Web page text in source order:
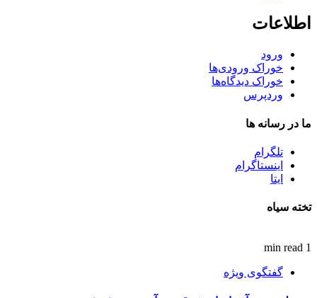
اطلاعات
ورود
خوراک ورودی‌ها
خوراک دیدگاه‌ها
وردپرس
ما در رسانه ها
تلگرام
اینستاگرام
ایتا
تخته سیاه
1 min read
گفتگوی ویژه